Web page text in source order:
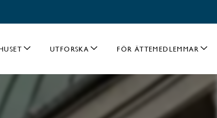
UTFORSKA FÖR ÄTTEMEDLEMMAR